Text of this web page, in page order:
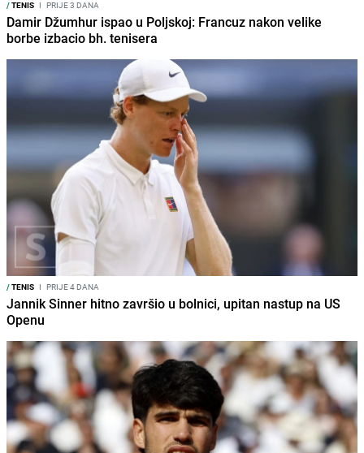
/TENIS I PRIJE 3 DANA
Damir Džumhur ispao u Poljskoj: Francuz nakon velike
borbe izbacio bh. tenisera
/TENIS I PRIJE 4 DANA
Jannik Sinner hitno završio u bolnici, upitan nastup na US
Openu